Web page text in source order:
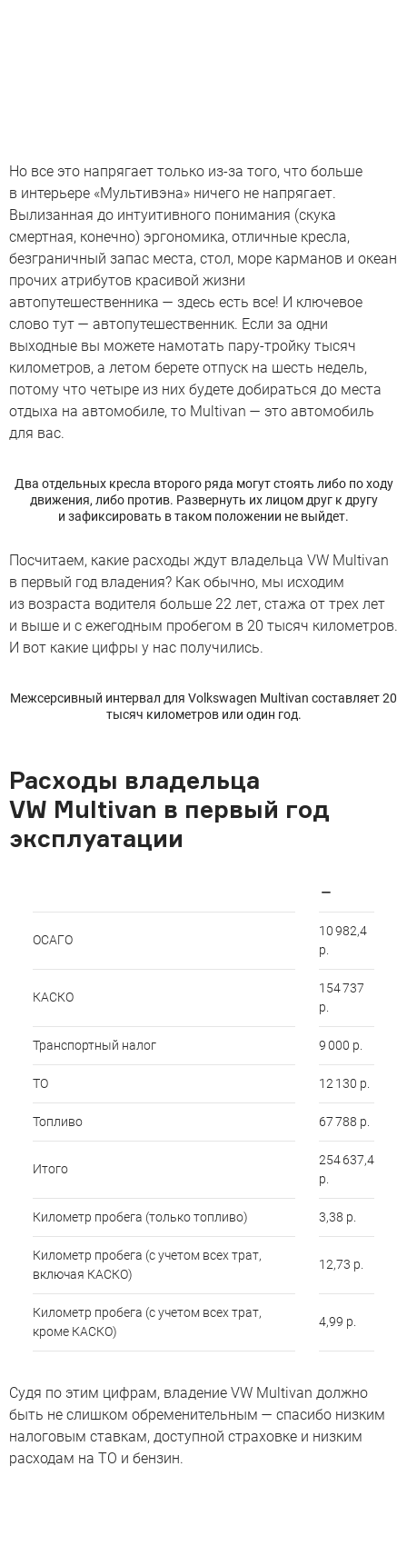
Но все это напрягает только из-за того, что больше
в интерьере «Мультивэна» ничего не напрягает.
Вылизанная до интуитивного понимания (скука
смертная, конечно) эргономика, отличные кресла,
безграничный запас места, стол, море карманов и океан
прочих атрибутов красивой жизни
автопутешественника — здесь есть все! И ключевое
слово тут — автопутешественник. Если за одни
выходные вы можете намотать пару-тройку тысяч
километров, а летом берете отпуск на шесть недель,
потому что четыре из них будете добираться до места
отдыха на автомобиле, то Multivan — это автомобиль
для вас.
Два отдельных кресла второго ряда могут стоять либо по ходу
движения, либо против. Развернуть их лицом друг к другу
и зафиксировать в таком положении не выйдет.
Посчитаем, какие расходы ждут владельца VW Multivan
в первый год владения? Как обычно, мы исходим
из возраста водителя больше 22 лет, стажа от трех лет
и выше и с ежегодным пробегом в 20 тысяч километров.
И вот какие цифры у нас получились.
Межсерсивный интервал для Volkswagen Multivan составляет 20
тысяч километров или один год.
Расходы владельца
VW Multivan в первый год
эксплуатации
—
ОСАГО
10 982,4
р.
КАСКО
154 737
р.
Транспортный налог 9 000 р.
ТО 12 130 р.
Топливо 67 788 р.
Итого
254 637,4
р.
Километр пробега (только топливо) 3,38 р.
Километр пробега (с учетом всех трат,
включая КАСКО)
12,73 р.
Километр пробега (с учетом всех трат,
кроме КАСКО)
4,99 р.
Судя по этим цифрам, владение VW Multivan должно
быть не слишком обременительным — спасибо низким
налоговым ставкам, доступной страховке и низким
расходам на ТО и бензин.